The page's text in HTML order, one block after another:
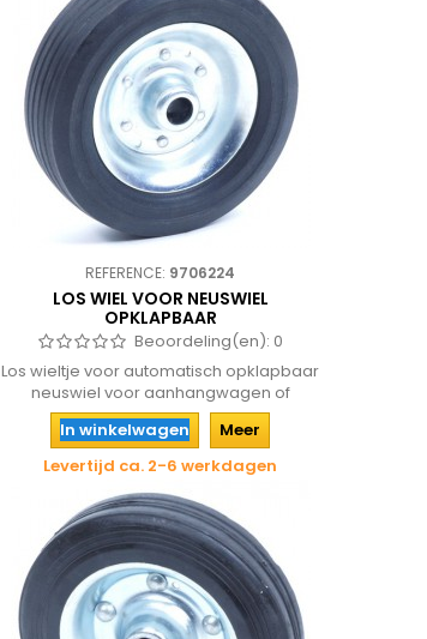
REFERENCE: 9706224
LOS WIEL VOOR NEUSWIEL
OPKLAPBAAR
Beoordeling(en): 0
Los wieltje voor automatisch opklapbaar
neuswiel voor aanhangwagen of
caravan.
In winkelwagen
Meer
Levertijd ca. 2-6 werkdagen